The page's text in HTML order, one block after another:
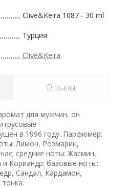
Clive&Keira 1087 - 30 ml
Турция
Clive&Keira
Отзывы
для мужчин, он
в 1996 году. Парфюмер:
Лимон, Розмарин,
средние ноты: Жасмин,
Кориандр; базовые ноты:
Сандал, Кардамон,